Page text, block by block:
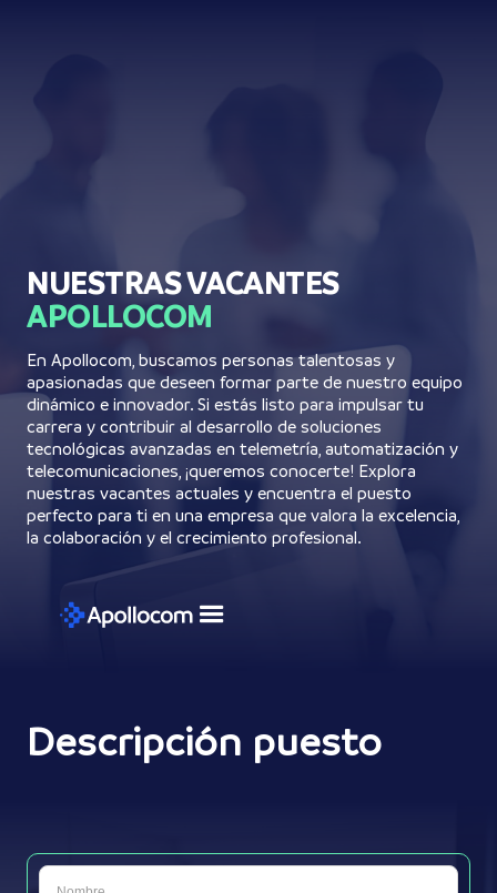
NUESTRAS VACANTES
APOLLOCOM
En Apollocom, buscamos personas talentosas y
apasionadas que deseen formar parte de nuestro equipo
dinámico e innovador. Si estás listo para impulsar tu
carrera y contribuir al desarrollo de soluciones
tecnológicas avanzadas en telemetría, automatización y
telecomunicaciones, ¡queremos conocerte! Explora
nuestras vacantes actuales y encuentra el puesto
perfecto para ti en una empresa que valora la excelencia,
la colaboración y el crecimiento profesional.
Descripción puesto